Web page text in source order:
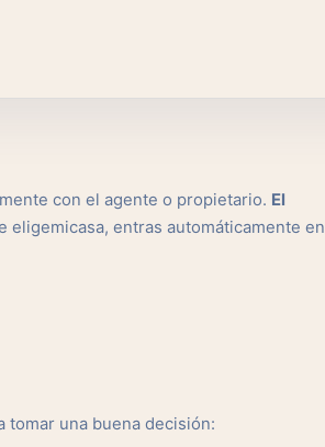
con el agente o propietario. El
eligemicasa, entras automáticamente en
tomar una buena decisión: